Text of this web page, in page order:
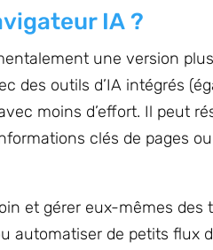
IA ?
une version
des outils d’IA intégrés
moins d’effort. Il peut
clés de pages
et gérer eux-mêmes des
automatiser de petits flux